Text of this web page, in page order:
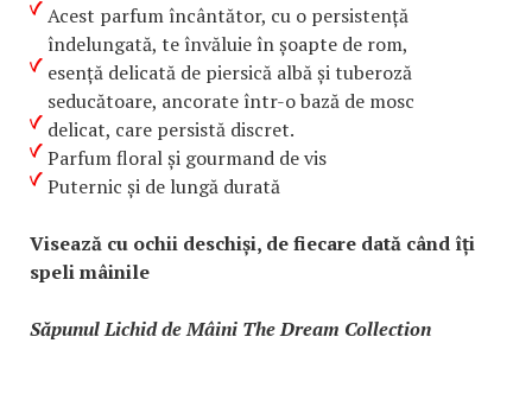
Acest parfum încântător, cu o persistență
îndelungată, te învăluie în șoapte de rom,
esență delicată de piersică albă și tuberoză
seducătoare, ancorate într-o bază de mosc
delicat, care persistă discret.
Parfum floral și gourmand de vis
Puternic și de lungă durată
Visează cu ochii deschiși, de fiecare dată când îți
speli mâinile
Săpunul Lichid de Mâini The Dream Collection